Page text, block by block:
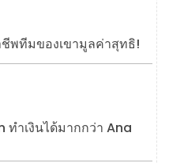
พทีมของเขามูลค่าสุทธิ!
ทำเงินได้มากกว่า Ana